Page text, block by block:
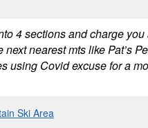
4 sections and charge
nearest mts like Pat’s
using Covid excuse for a
Ski Area